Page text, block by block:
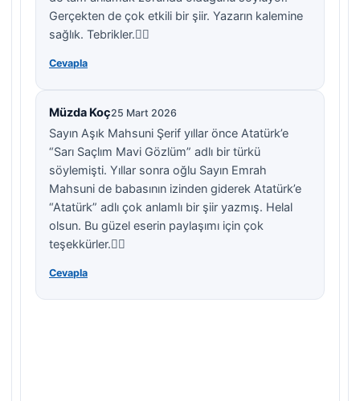
Gerçekten de çok etkili bir şiir. Yazarın kalemine
sağlık. Tebrikler.👍🏻
Cevapla
Müzda Koç25 Mart 2026
Sayın Aşık Mahsuni Şerif yıllar önce Atatürk’e
“Sarı Saçlım Mavi Gözlüm” adlı bir türkü
söylemişti. Yıllar sonra oğlu Sayın Emrah
Mahsuni de babasının izinden giderek Atatürk’e
“Atatürk” adlı çok anlamlı bir şiir yazmış. Helal
olsun. Bu güzel eserin paylaşımı için çok
teşekkürler.👍🏻
Cevapla